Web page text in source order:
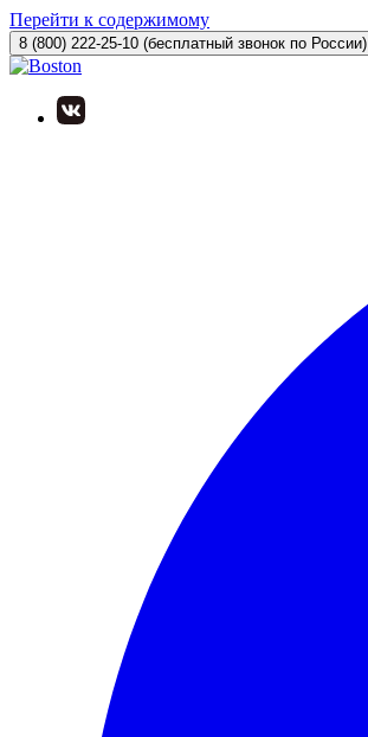
Перейти к содержимому
8 (800) 222-25-10 (бесплатный звонок по России)